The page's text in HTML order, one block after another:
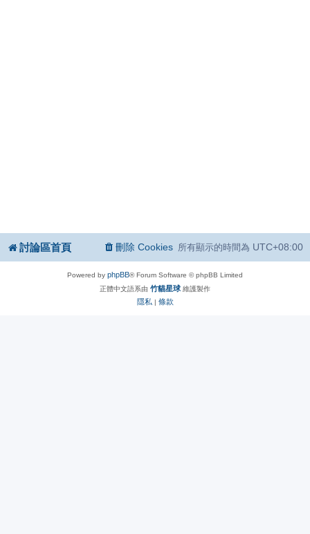
討論區首頁 所有顯示的時間為 UTC+08:00
刪除 Cookies
Powered by phpBB® Forum Software © phpBB Limited
正體中文語系由 竹貓星球 維護製作
隱私 | 條款